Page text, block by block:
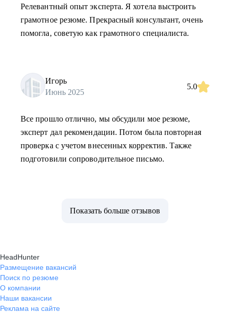
Релевантный опыт эксперта. Я хотела выстроить
грамотное резюме. Прекрасный консультант, очень
помогла, советую как грамотного специалиста.
Игорь
Июнь 2025
5.0
Все прошло отлично, мы обсудили мое резюме,
эксперт дал рекомендации. Потом была повторная
проверка с учетом внесенных корректив. Также
подготовили сопроводительное письмо.
Показать больше отзывов
HeadHunter
Размещение вакансий
Поиск по резюме
О компании
Наши вакансии
Реклама на сайте